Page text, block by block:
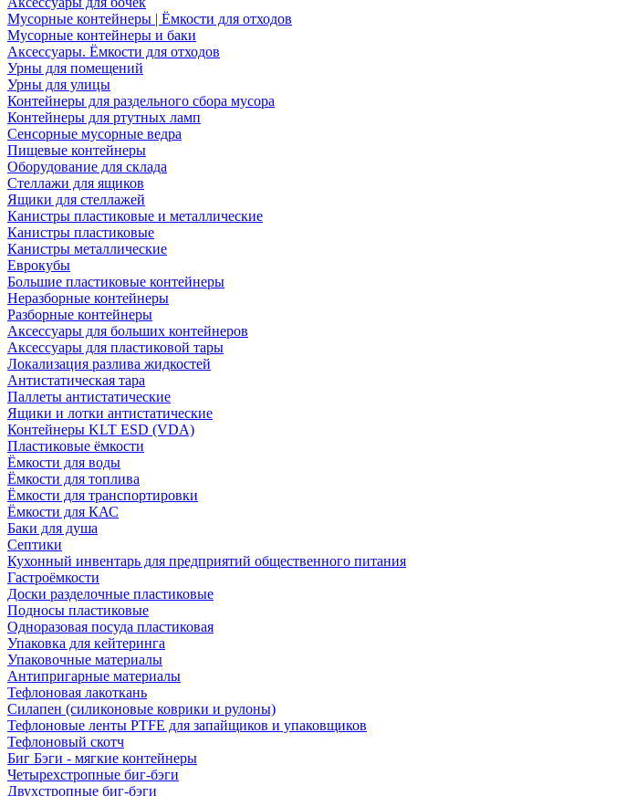
Мусорные контейнеры | Ёмкости для отходов
Мусорные контейнеры и баки
Аксессуары. Ёмкости для отходов
Урны для помещений
Урны для улицы
Контейнеры для раздельного сбора мусора
Контейнеры для ртутных ламп
Сенсорные мусорные ведра
Пищевые контейнеры
Оборудование для склада
Стеллажи для ящиков
Ящики для стеллажей
Канистры пластиковые и металлические
Канистры пластиковые
Канистры металлические
Еврокубы
Большие пластиковые контейнеры
Неразборные контейнеры
Разборные контейнеры
Аксессуары для больших контейнеров
Аксессуары для пластиковой тары
Локализация разлива жидкостей
Антистатическая тара
Паллеты антистатические
Ящики и лотки антистатические
Контейнеры KLT ESD (VDA)
Пластиковые ёмкости
Ёмкости для воды
Ёмкости для топлива
Ёмкости для транспортировки
Ёмкости для КАС
Баки для душа
Септики
Кухонный инвентарь для предприятий общественного питания
Гастроёмкости
Доски разделочные пластиковые
Подносы пластиковые
Одноразовая посуда пластиковая
Упаковка для кейтеринга
Упаковочные материалы
Антипригарные материалы
Тефлоновая лакоткань
Силапен (силиконовые коврики и рулоны)
Тефлоновые ленты PTFE для запайщиков и упаковщиков
Тефлоновый скотч
Биг Бэги - мягкие контейнеры
Четырехстропные биг-бэги
Двухстропные биг-бэги